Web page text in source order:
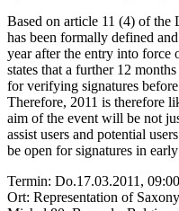
Based on article 11 (4) of
has been formally defined
year after the entry into force
states that a further 12
for verifying signatures
Therefore, 2011 is therefore
aim of the event will be not
assist users and potential
be open for signatures in
Termin: Do.17.03.2011,
Ort: Representation of